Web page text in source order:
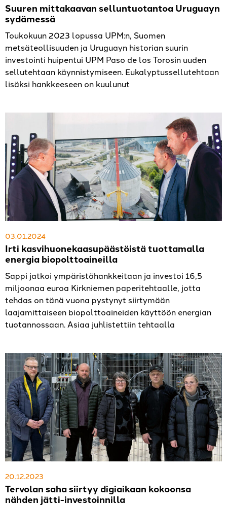
Suuren mittakaavan selluntuotantoa Uruguayn
sydämessä
Toukokuun 2023 lopussa UPM:n, Suomen
metsäteollisuuden ja Uruguayn historian suurin
investointi huipentui UPM Paso de los Torosin uuden
sellutehtaan käynnistymiseen. Eukalyptussellutehtaan
lisäksi hankkeeseen on kuulunut
Irti kasvihuonekaasupäästöistä tuottamalla
energia biopolttoaineilla
03.01.2024
Sappi jatkoi ympäristöhankkeitaan ja investoi 16,5
miljoonaa euroa Kirkniemen paperi­tehtaalle, jotta
tehdas on tänä vuona pystynyt siirtymään
laajamittaiseen biopolttoaineiden käyttöön energian
tuotannossaan. Asiaa juhlistettiin tehtaalla
Tervolan saha siirtyy digiaikaan kokoonsa
nähden jätti-investoinnilla
20.12.2023